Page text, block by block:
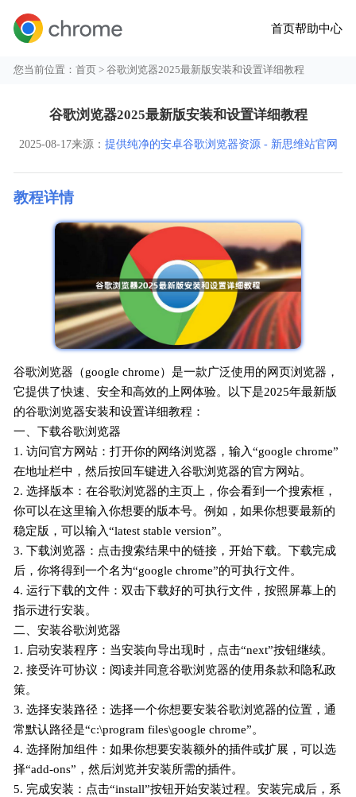
首页帮助中心
您当前位置：首页 > 谷歌浏览器2025最新版安装和设置详细教程
谷歌浏览器2025最新版安装和设置详细教程
2025-08-17来源： 提供纯净的安卓谷歌浏览器资源 - 新思维站官网
教程详情
谷歌浏览器（google chrome）是一款广泛使用的网页浏览器，
它提供了快速、安全和高效的上网体验。以下是2025年最新版
的谷歌浏览器安装和设置详细教程：
一、下载谷歌浏览器
1. 访问官方网站：打开你的网络浏览器，输入“google chrome”
在地址栏中，然后按回车键进入谷歌浏览器的官方网站。
2. 选择版本：在谷歌浏览器的主页上，你会看到一个搜索框，
你可以在这里输入你想要的版本号。例如，如果你想要最新的
稳定版，可以输入“latest stable version”。
3. 下载浏览器：点击搜索结果中的链接，开始下载。下载完成
后，你将得到一个名为“google chrome”的可执行文件。
4. 运行下载的文件：双击下载好的可执行文件，按照屏幕上的
指示进行安装。
二、安装谷歌浏览器
1. 启动安装程序：当安装向导出现时，点击“next”按钮继续。
2. 接受许可协议：阅读并同意谷歌浏览器的使用条款和隐私政
策。
3. 选择安装路径：选择一个你想要安装谷歌浏览器的位置，通
常默认路径是“c:\program files\google chrome”。
4. 选择附加组件：如果你想要安装额外的插件或扩展，可以选
择“add-ons”，然后浏览并安装所需的插件。
5. 完成安装：点击“install”按钮开始安装过程。安装完成后，系